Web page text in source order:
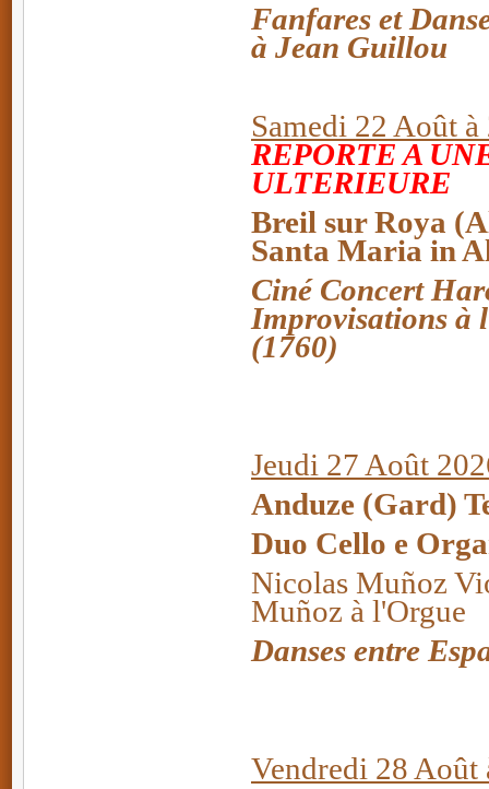
Fanfares et
à Jean Guillou
Samedi 22 Août à
REPORTE A
ULTERIEURE
Breil sur Roya
Santa Maria in
Ciné Concert
Improvisations à
(1760)
Jeudi 27 Août
Anduze (Gard)
Duo Cello e
Nicolas Muñoz
Muñoz à l'Orgue
Danses entre
Vendredi 28 Août